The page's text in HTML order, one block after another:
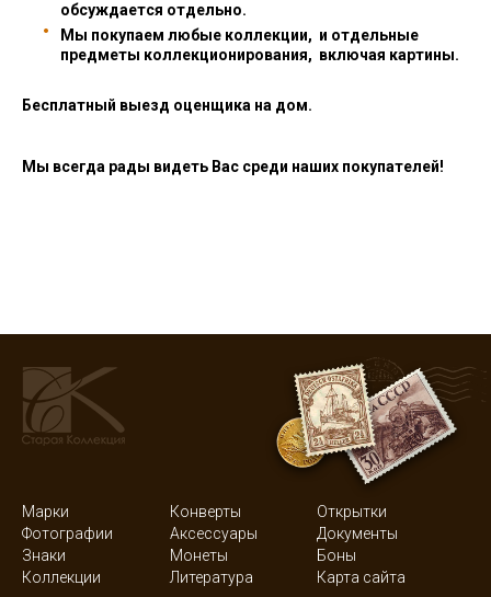
обсуждается отдельно.
Мы покупаем любые коллекции, и отдельные
предметы коллекционирования, включая картины.
Бесплатный выезд оценщика на дом.
Мы всегда рады видеть Вас среди наших покупателей!
Марки Конверты
Открытки
Фотографии
Аксессуары
Документы
Знаки
Монеты
Боны
Коллекции
Литература Карта сайта